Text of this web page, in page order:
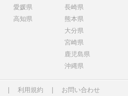
愛媛県
高知県
長崎県
熊本県
大分県
宮崎県
鹿児島県
沖縄県
利用規約 お問い合わせ